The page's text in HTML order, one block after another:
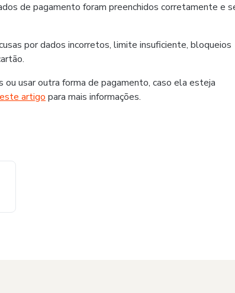
de pagamento foram preenchidos corretamente e
por dados incorretos, limite insuficiente, bloqueios
usar outra forma de pagamento, caso ela esteja
este artigo para mais informações.